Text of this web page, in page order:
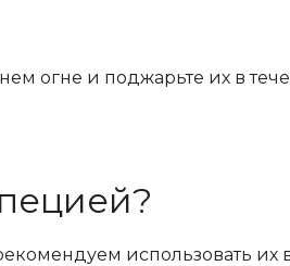
огне и поджарьте их в
использовать